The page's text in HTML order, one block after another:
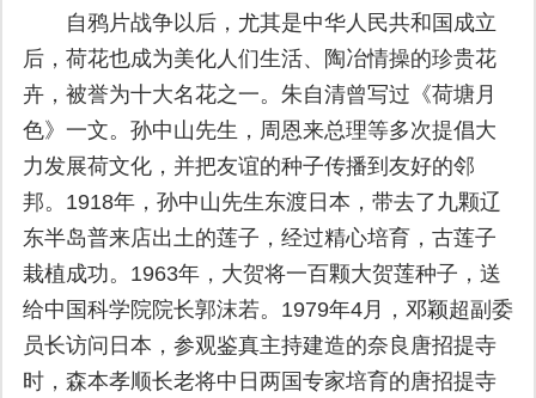
自鸦片战争以后，尤其是中华人民共和国成立
后，荷花也成为美化人们生活、陶冶情操的珍贵花
卉，被誉为十大名花之一。朱自清曾写过《荷塘月
色》一文。孙中山先生，周恩来总理等多次提倡大
力发展荷文化，并把友谊的种子传播到友好的邻
邦。1918年，孙中山先生东渡日本，带去了九颗辽
东半岛普来店出土的莲子，经过精心培育，古莲子
栽植成功。1963年，大贺将一百颗大贺莲种子，送
给中国科学院院长郭沫若。1979年4月，邓颖超副委
员长访问日本，参观鉴真主持建造的奈良唐招提寺
时，森本孝顺长老将中日两国专家培育的唐招提寺